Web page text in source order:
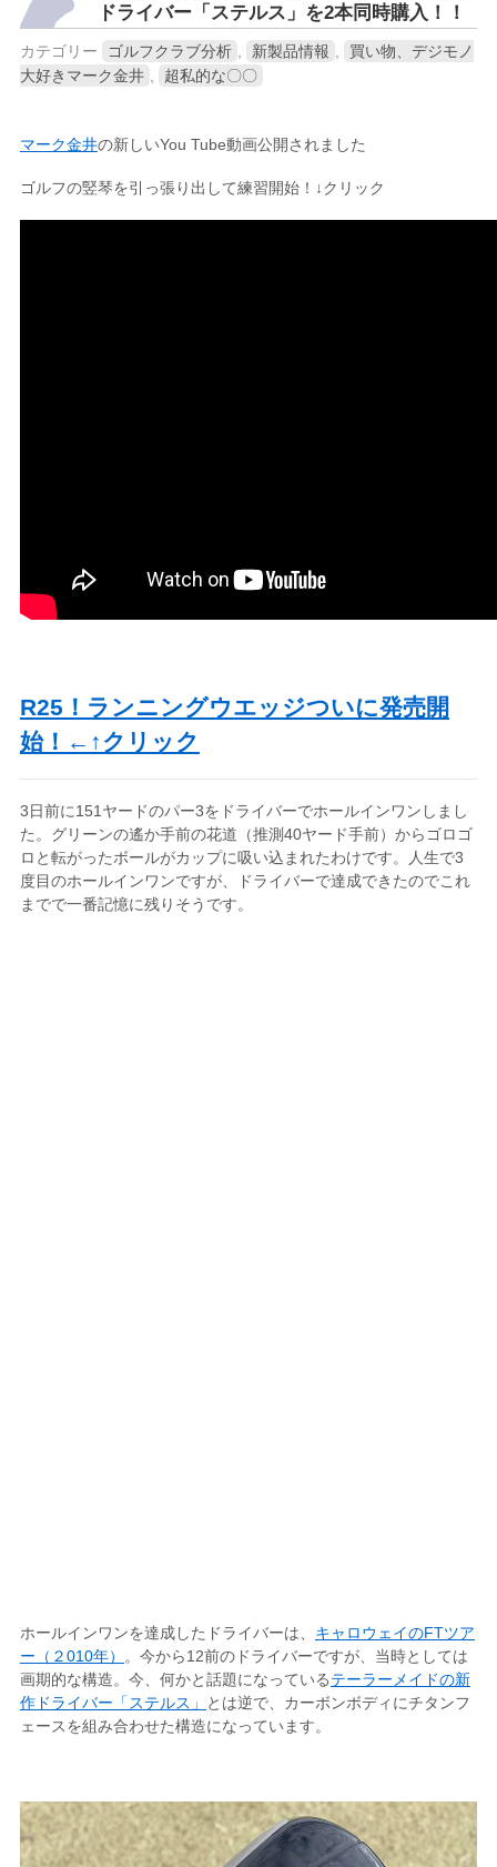
ドライバー「ステルス」を2本同時購入！！
カテゴリー ゴルフクラブ分析 新製品情報
買い物、デジモノ
大好きマーク金井
超私的な〇〇
マーク金井の新しいYou Tube動画公開されました
ゴルフの竪琴を引っ張り出して練習開始！↓クリック
R25！ランニングウエッジついに発売開
始！←↑クリック
3日前に151ヤードのパー3をドライバーでホールインワンしまし
た。グリーンの遙か手前の花道（推測40ヤード手前）からゴロゴ
ロと転がったボールがカップに吸い込まれたわけです。人生で3
度目のホールインワンですが、ドライバーで達成できたのでこれ
までで一番記憶に残りそうです。
ホールインワンを達成したドライバーは、 キャロウェイのFTツア
ー（２010年）
。今から12前のドライバーですが、当時としては
画期的な構造。今、何かと話題になっているテーラーメイドの新
作ドライバー「ステルス」
とは逆で、カーボンボディにチタンフ
ェースを組み合わせた構造になっています。